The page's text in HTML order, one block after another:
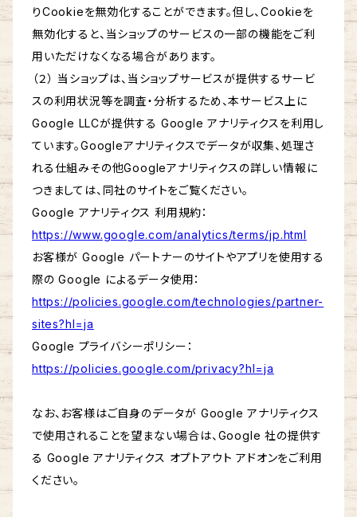
りCookieを無効化することができます。但し、Cookieを
無効化すると、当ショップのサービスの一部の機能をご利
用いただけなくなる場合があります。
（２） 当ショップは、当ショップサービスが提供するサービ
スの利用状況等を調査・分析するため、本サービス上に
Google LLCが提供する Google アナリティクスを利用し
ています。Googleアナリティクスでデータが収集、処理さ
れる仕組みその他Googleアナリティクスの詳しい情報に
つきましては、同社のサイトをご覧ください。
Google アナリティクス 利用規約：
https://www.google.com/analytics/terms/jp.html
お客様が Google パートナーのサイトやアプリを使用する
際の Google によるデータ使用：
https://policies.google.com/technologies/partner-
sites?hl=ja
Google プライバシーポリシー：
https://policies.google.com/privacy?hl=ja
なお、お客様はご自身のデータが Google アナリティクス
で使用されることを望まない場合は、Google 社の提供す
る Google アナリティクス オプトアウト アドオンをご利用
ください。